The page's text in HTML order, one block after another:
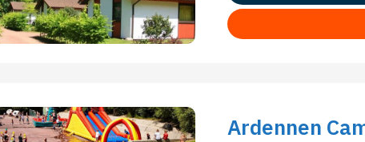
Ardennen